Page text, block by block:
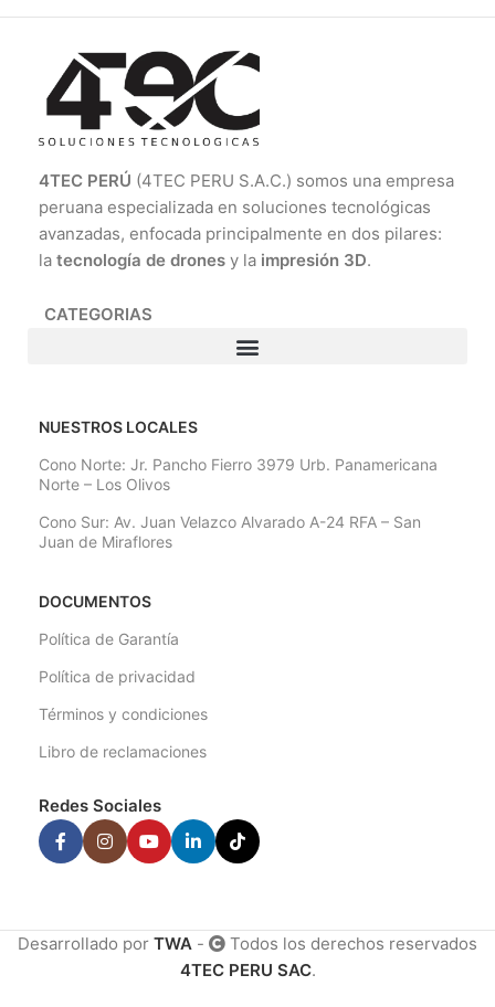
4TEC PERÚ (4TEC PERU S.A.C.) somos una empresa
peruana especializada en soluciones tecnológicas
avanzadas, enfocada principalmente en dos pilares:
la tecnología de drones y la impresión 3D.
CATEGORIAS
NUESTROS LOCALES
Cono Norte: Jr. Pancho Fierro 3979 Urb. Panamericana
Norte – Los Olivos
Cono Sur: Av. Juan Velazco Alvarado A-24 RFA – San
Juan de Miraflores
DOCUMENTOS
Política de Garantía
Política de privacidad
Términos y condiciones
Libro de reclamaciones
Redes Sociales
Desarrollado por TWA -
Todos los derechos reservados
4TEC PERU SAC.